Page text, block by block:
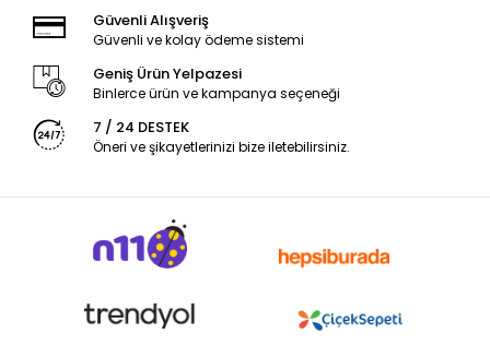
Güvenli Alışveriş
Güvenli ve kolay ödeme sistemi
Geniş Ürün Yelpazesi
Binlerce ürün ve kampanya seçeneği
7 / 24 DESTEK
Öneri ve şikayetlerinizi bize iletebilirsiniz.